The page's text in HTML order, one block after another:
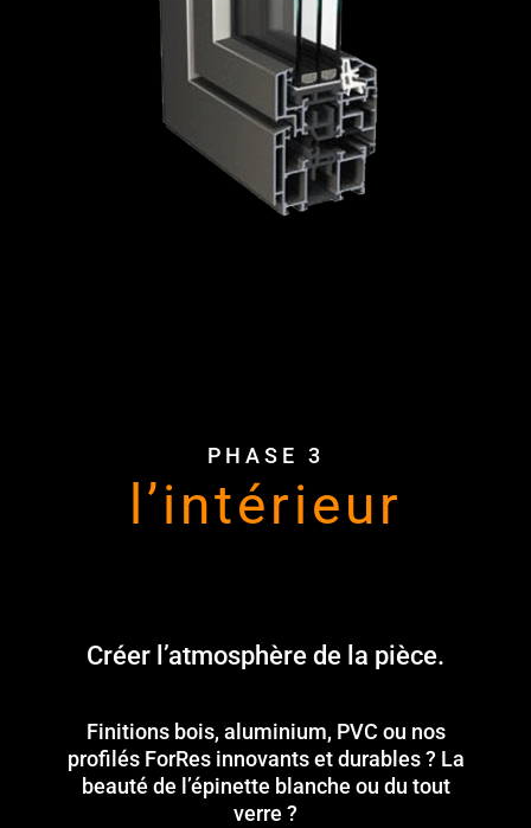
PHASE 3
l’intérieur
Créer l’atmosphère de la pièce.
Finitions bois, aluminium, PVC ou nos
profilés ForRes innovants et durables ? La
beauté de l’épinette blanche ou du tout
verre ?